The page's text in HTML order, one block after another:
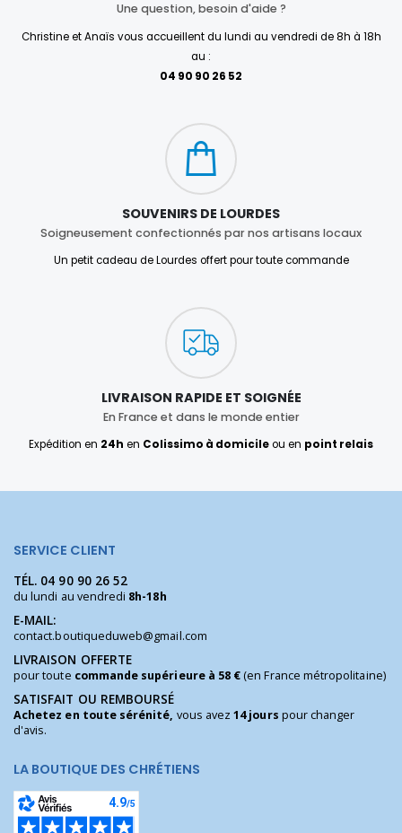
Une question, besoin d'aide ?
Christine et Anaïs vous accueillent du lundi au vendredi de 8h à 18h
au :
04 90 90 26 52
SOUVENIRS DE LOURDES
Soigneusement confectionnés par nos artisans locaux
Un petit cadeau de Lourdes offert pour toute commande
LIVRAISON RAPIDE ET SOIGNÉE
En France et dans le monde entier
Expédition en 24h en Colissimo à domicileou en point relais
SERVICE CLIENT
TÉL. 04 90 90 26 52
du lundi au vendredi 8h-18h
E-MAIL:
contact.boutiqueduweb@gmail.com
LIVRAISON OFFERTE
pour toute commande supérieure à 58 €(en France métropolitaine)
SATISFAIT OU REMBOURSÉ
Achetez en toute sérénité, vous avez14 jours pour changer
d'avis.
LA BOUTIQUE DES CHRÉTIENS